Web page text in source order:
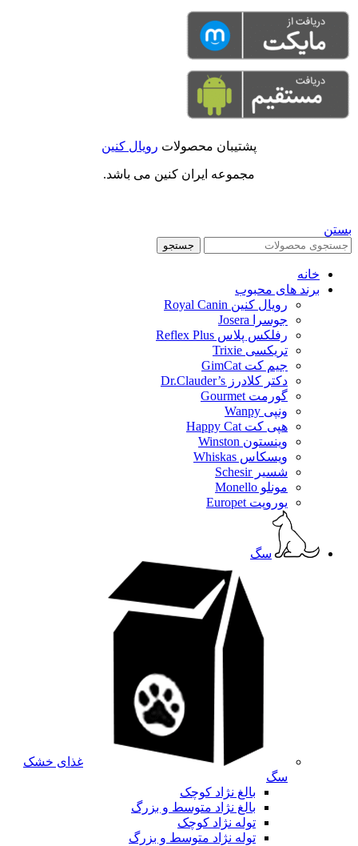
پشتیبان محصولات رویال کنین
مجموعه ایران کنین می باشد.
بستن
جستجو
خانه
برند های محبوب
رویال کنین Royal Canin
جوسرا Josera
رفلکس پلاس Reflex Plus
تریکسی Trixie
جیم کت GimCat
دکتر کلادرز Dr.Clauder’s
گورمت Gourmet
ونپی Wanpy
هپی کت Happy Cat
وینستون Winston
ویسکاس Whiskas
شسیر Schesir
مونلو Monello
یوروپت Europet
سگ
غذای خشک
سگ
بالغ نژاد کوچک
بالغ نژاد متوسط و بزرگ
توله نژاد کوچک
توله نژاد متوسط و بزرگ